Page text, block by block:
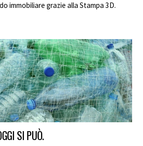
immobiliare grazie alla Stampa 3D.
SI PUÒ.